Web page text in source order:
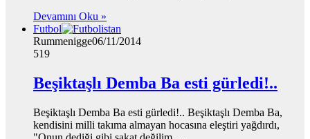
Devamını Oku »
Futbol
Rummenigge06/11/2014
519
Beşiktaşlı Demba Ba esti gürledi!..
Beşiktaşlı Demba Ba esti gürledi!.. Beşiktaşlı Demba Ba,
kendisini milli takıma almayan hocasına eleştiri yağdırdı,